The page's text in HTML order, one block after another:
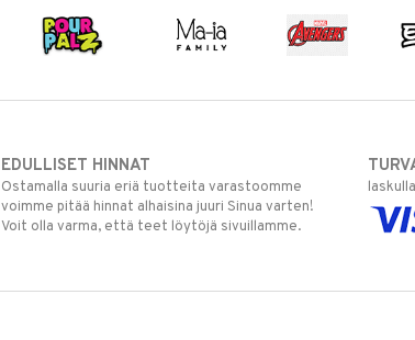
EDULLISET HINNAT
Ostamalla suuria eriä tuotteita varastoomme
voimme pitää hinnat alhaisina juuri Sinua varten!
Voit olla varma, että teet löytöjä sivuillamme.